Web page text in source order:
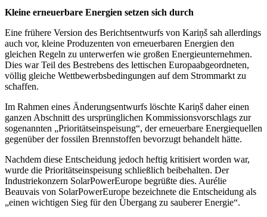
Kleine erneuerbare Energien setzen sich durch
Eine frühere Version des Berichtsentwurfs von Kariņš sah allerdings
auch vor, kleine Produzenten von erneuerbaren Energien den
gleichen Regeln zu unterwerfen wie großen Energieunternehmen.
Dies war Teil des Bestrebens des lettischen Europaabgeordneten,
völlig gleiche Wettbewerbsbedingungen auf dem Strommarkt zu
schaffen.
Im Rahmen eines Änderungsentwurfs löschte Kariņš daher einen
ganzen Abschnitt des ursprünglichen Kommissionsvorschlags zur
sogenannten „Prioritätseinspeisung“, der erneuerbare Energiequellen
gegenüber der fossilen Brennstoffen bevorzugt behandelt hätte.
Nachdem diese Entscheidung jedoch heftig kritisiert worden war,
wurde die Prioritätseinspeisung schließlich beibehalten. Der
Industriekonzern SolarPowerEurope begrüßte dies. Aurélie
Beauvais von SolarPowerEurope bezeichnete die Entscheidung als
„einen wichtigen Sieg für den Übergang zu sauberer Energie“.